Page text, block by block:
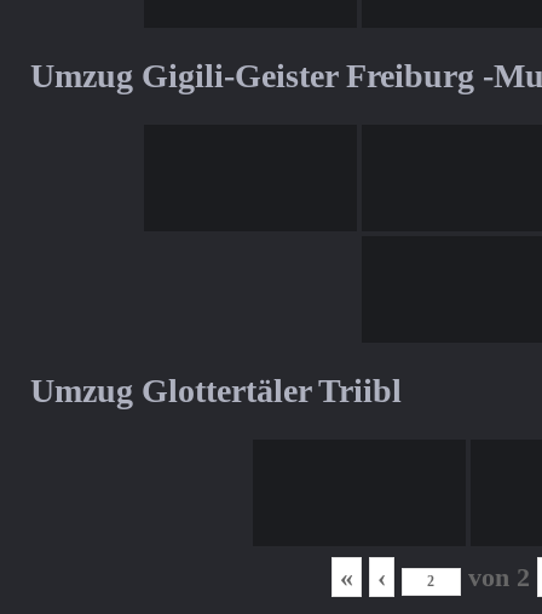
Umzug Gigili-Geister Freiburg -
Umzug Glottertäler Triibl
« ‹ von 2